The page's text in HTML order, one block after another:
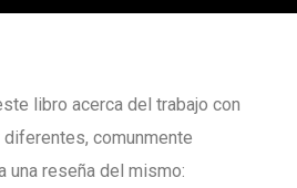
libro acerca del trabajo con
comunmente
una reseña del mismo: